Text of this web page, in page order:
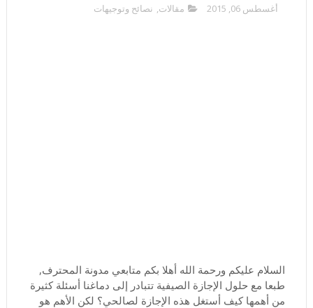
أغسطس 06, 2015 مقالات, نصائح وتوجيهات
السلام عليكم ورحمة الله أهلا بكم متابعي مدونة المحترف,
طبعا مع حلول الإجازة الصيفية تتبادر إلى دماغنا أسئلة كثيرة
من أهمها كيف أستغل هذه الإجازة لصالحي؟ لكن الأهم هو